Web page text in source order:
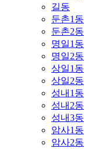
길동
둔촌1동
둔촌2동
명일1동
명일2동
상일1동
상일2동
성내1동
성내2동
성내3동
암사1동
암사2동